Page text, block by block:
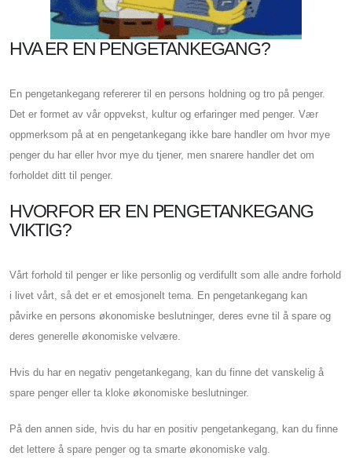
HVA ER EN PENGETANKEGANG?
En pengetankegang refererer til en persons holdning og tro på penger.
Det er formet av vår oppvekst, kultur og erfaringer med penger. Vær
oppmerksom på at en pengetankegang ikke bare handler om hvor mye
penger du har eller hvor mye du tjener, men snarere handler det om
forholdet ditt til penger.
HVORFOR ER EN PENGETANKEGANG
VIKTIG?
Vårt forhold til penger er like personlig og verdifullt som alle andre forhold
i livet vårt, så det er et emosjonelt tema. En pengetankegang kan
påvirke en persons økonomiske beslutninger, deres evne til å spare og
deres generelle økonomiske velvære.
Hvis du har en negativ pengetankegang, kan du finne det vanskelig å
spare penger eller ta kloke økonomiske beslutninger.
På den annen side, hvis du har en positiv pengetankegang, kan du finne
det lettere å spare penger og ta smarte økonomiske valg.